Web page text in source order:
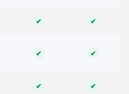
✔ ✔
✔ ✔
✔ ✔